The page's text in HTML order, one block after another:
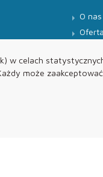
celach
może
O nas
Oferta